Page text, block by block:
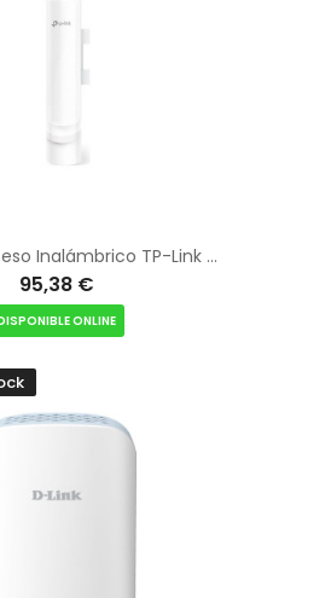
Punto de Acceso Inalámbrico TP-Link Omada EAP225-OUTDOOR PoE 1200Mbps/ 2.4GHz 5GHz/ Antenas de 4dBi/ WiFi 802.11ac/n/b/g/a
95,38 €
ONLINE